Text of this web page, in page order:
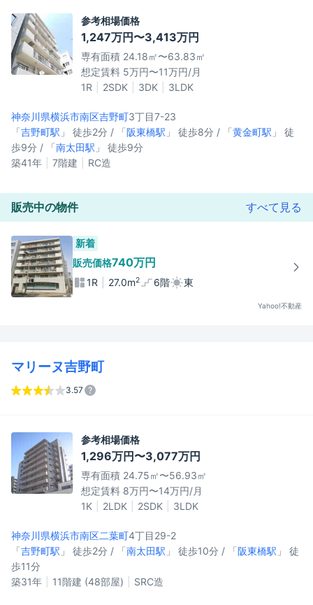
参考相場価格
1,247万円〜3,413万円
専有面積 24.18㎡〜63.83㎡
想定賃料 5万円〜11万円/月
1R
2SDK 3DK 3LDK
神奈川県横浜市南区吉野町3丁目7-23
「吉野町駅 」 徒歩2分 / 「阪東橋駅 」 徒歩8分 / 「黄金町駅 」 徒
歩9分 / 「南太田駅 」 徒歩9分
築41年
7階建 RC造
販売中の物件 すべて見る
新着
販売価格740万円
1R 27.0m2 6階 東
Yahoo!不動産
マリーヌ吉野町
3.57
参考相場価格
1,296万円〜3,077万円
専有面積 24.75㎡〜56.93㎡
想定賃料 8万円〜14万円/月
1K
2LDK 2SDK 3LDK
神奈川県横浜市南区二葉町4丁目29-2
「吉野町駅 」 徒歩2分 / 「南太田駅 」 徒歩10分 / 「阪東橋駅 」 徒
歩11分
築31年
11階建 (48部屋) SRC造